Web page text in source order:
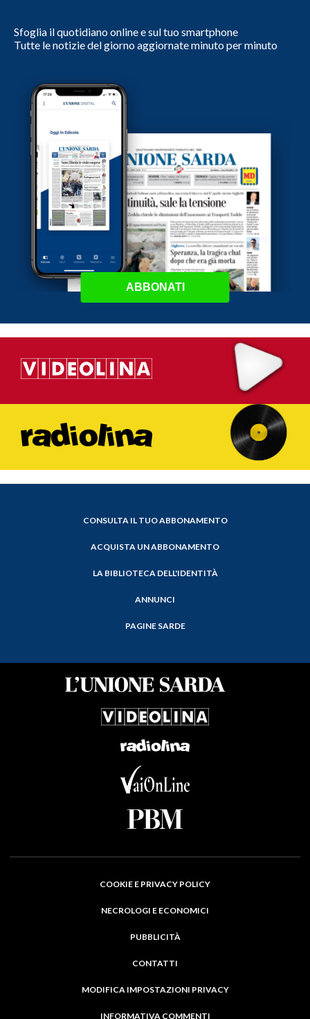
Sfoglia il quotidiano online e sul tuo smartphone
Tutte le notizie del giorno aggiornate minuto per minuto
ABBONATI
CONSULTA IL TUO ABBONAMENTO
ACQUISTA UN ABBONAMENTO
LA BIBLIOTECA DELL'IDENTITÀ
ANNUNCI
PAGINE SARDE
COOKIE E PRIVACY POLICY
NECROLOGI E ECONOMICI
PUBBLICITÀ
CONTATTI
MODIFICA IMPOSTAZIONI PRIVACY
INFORMATIVA COMMENTI